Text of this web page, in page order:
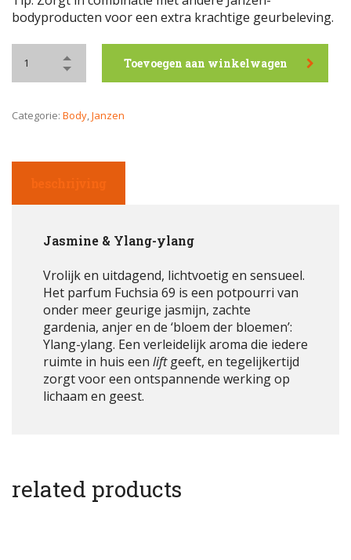
bodyproducten voor een extra krachtige geurbeleving.
Toevoegen aan winkelwagen
Categorie: Body,Janzen
Jasmine & Ylang-ylang
Vrolijk en uitdagend, lichtvoetig en sensueel.
Het parfum Fuchsia 69 is een potpourri van
onder meer geurige jasmijn, zachte
gardenia, anjer en de ‘bloem der bloemen’:
Ylang-ylang. Een verleidelijk aroma die iedere
ruimte in huis een liftgeeft, en tegelijkertijd
zorgt voor een ontspannende werking op
lichaam en geest.
related products